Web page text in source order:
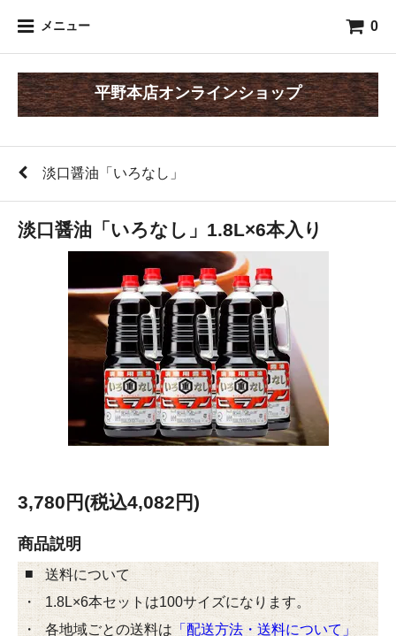
メニュー 0
平野本店オンラインショップ
淡口醤油「いろなし」
淡口醤油「いろなし」1.8L×6本入り
3,780円(税込4,082円)
商品説明
■
送料について
・
1.8L×6本セットは100サイズになります。
・
各地域ごとの送料は「配送方法・送料について」